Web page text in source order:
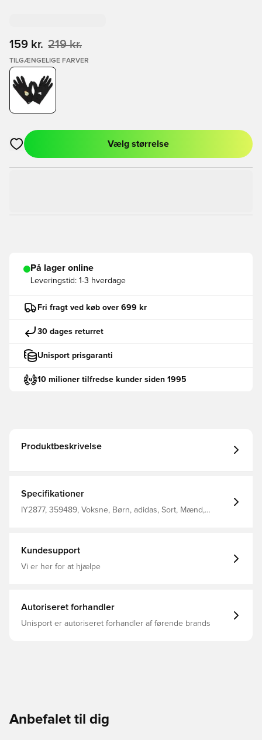
159 kr. 219 kr.
TILGÆNGELIGE FARVER
Åbner en Modal til at logge ind eller tilmelde dig som medlem
Vælg størrelse
På lager online
Leveringstid: 1-3 hverdage
Fri fragt ved køb over 699 kr
30 dages returret
Unisport prisgaranti
10 milioner tilfredse kunder siden 1995
Produktbeskrivelse
Specifikationer
IY2877, 359489, Voksne, Børn, adidas, Sort, Mænd,
Kundesupport
Vi er her for at hjælpe
Autoriseret forhandler
Unisport er autoriseret forhandler af førende brands
Anbefalet til dig